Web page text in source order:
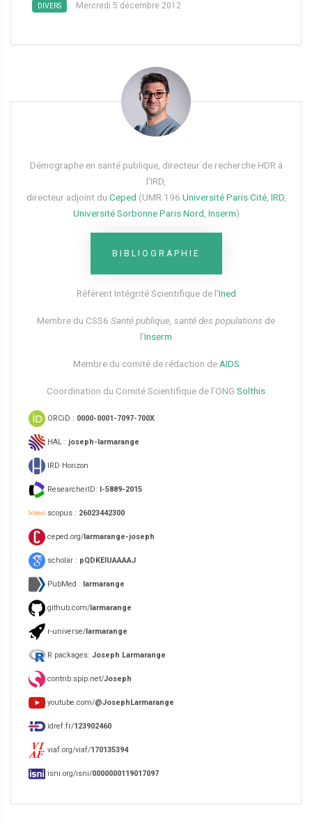
DIVERS Mercredi 5 décembre 2012
Démographe en santé publique, directeur de recherche HDR à
l’IRD,
directeur adjoint du Ceped (UMR 196 Université Paris Cité, IRD,
Université Sorbonne Paris Nord Inserm)
BIBLIOGRAPHIE
Référent Intégrité Scientifique de l’Ined
Membre du CSS6​ Santé publique, santé des populations de
l’Inserm
Membre du comité de rédaction de AIDS
Coordination du Comité Scientifique de l’ONG Solthis
ORCiD : 0000-0001-7097-700X
HAL : joseph-larmarange
IRD Horizon
ResearcherID: I-5889-2015
scopus : 26023442300
ceped.org/larmarange-joseph
scholar : pQDKEIUAAAAJ
PubMed : larmarange
github.com/larmarange
r-universe/larmarange
R packages: Joseph Larmarange
contrib.spip.net/Joseph
youtube.com/@JosephLarmarange
idref.fr/123902460
viaf.org/viaf/170135394
isni.org/isni/0000000119017097